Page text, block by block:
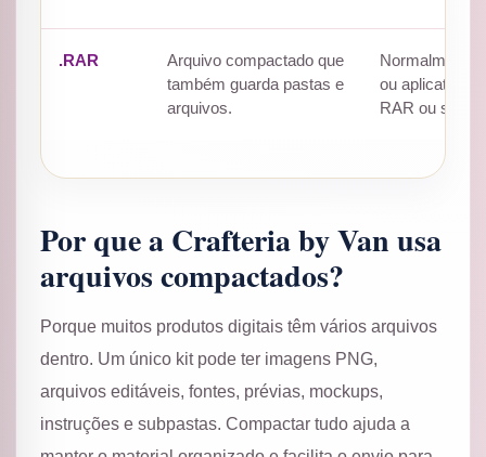
.RAR
Arquivo compactado que
também guarda pastas e
arquivos.
Normalmente
ou aplicativo,
RAR ou
Por que a Crafteria by Van usa
arquivos compactados?
Porque muitos produtos digitais têm vários arquivos
dentro. Um único kit pode ter imagens PNG,
arquivos editáveis, fontes, prévias, mockups,
instruções e subpastas. Compactar tudo ajuda a